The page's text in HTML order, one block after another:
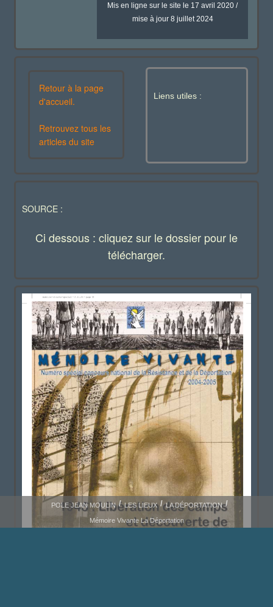
Mis en ligne sur le site le 17 avril 2020 /
mise à jour 8 juillet 2024
Retour à la page
d'accueil.
Retrouvez tous les
articles du site
Liens utiles :
SOURCE :
Ci dessous : cliquez sur le dossier pour le
télécharger.
POLE JEAN MOULIN LES LIEUX LA DÉPORTATION
Mémoire Vivante La Déportation